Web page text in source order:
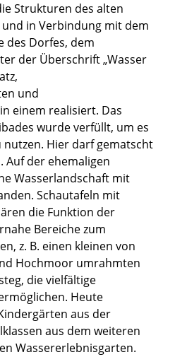
Strukturen des alten
in Verbindung mit dem
des Dorfes, dem
der Überschrift „Wasser
und
einem realisiert. Das
wurde verfüllt, um es
nutzen. Hier darf gematscht
Auf der ehemaligen
Wasserlandschaft mit
Schautafeln mit
die Funktion der
Bereiche zum
z. B. einen kleinen von
Hochmoor umrahmten
die vielfältige
Heute
aus der
aus dem weiteren
Wassererlebnisgarten.